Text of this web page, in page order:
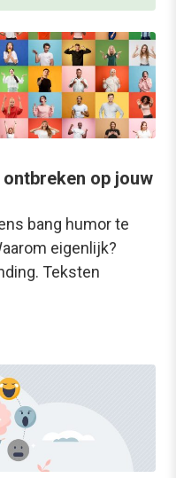
op jouw
bang humor te
eigenlijk?
Teksten